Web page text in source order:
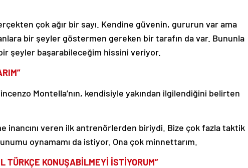
çok ağır bir sayı. Kendine güvenin, gururun var ama
bir şeyler göstermen gereken bir tarafın da var. Bununla
şeyler başarabileceğim hissini veriyor.
Montella’nın, kendisiyle yakından ilgilendiğini belirten
inancını veren ilk antrenörlerden biriydi. Bize çok fazla taktik
oynamamı da istiyor. Ona çok minnettarım.
TÜRKÇE KONUŞABİLMEYİ İSTİYORUM”